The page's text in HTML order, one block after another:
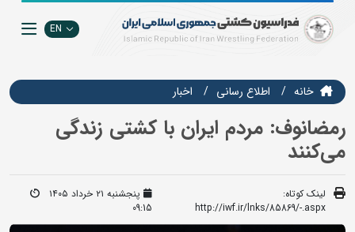
EN
خانه اطلاع رسانی اخبار
رمضانوف: مردم ایران با کشتی زندگی
می‌کنند
لینک کوتاه:
http://iwf.ir/lnks/85869/-.aspx
پنجشنبه ۲۱ خرداد ۱۴۰۵
09:15